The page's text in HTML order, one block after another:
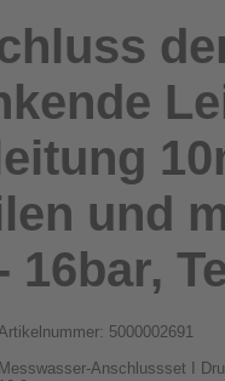
und
Artikelnummer: 5000002691
Messwasser-Anschlussset I